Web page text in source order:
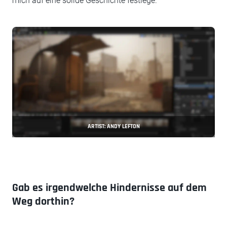
ARTIST: ANDY LEFTON
Gab es irgendwelche Hindernisse auf dem
Weg dorthin?